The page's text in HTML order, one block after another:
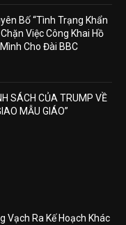
Bố “Tình Trạng Khẩn
Việc Công Khai Hồ
Cho Đài BBC
SÁCH CỦA TRUMP VỀ
MẪU GIÁO”
Vạch Ra Kế Hoạch Khác